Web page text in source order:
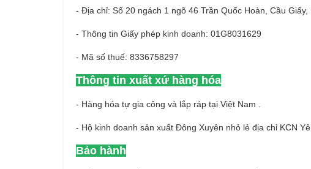
- Địa chỉ: Số 20 ngách 1 ngõ 46 Trần Quốc Hoàn, Cầu Giấy,
- Thông tin Giấy phép kinh doanh: 01G8031629
- Mã số thuế: 8336758297
Thông tin xuất xứ hàng hóa
- Hàng hóa tự gia công và lắp ráp tại Việt Nam .
- Hộ kinh doanh sản xuất Đông Xuyên nhỏ lẻ địa chỉ KCN
Bảo hành